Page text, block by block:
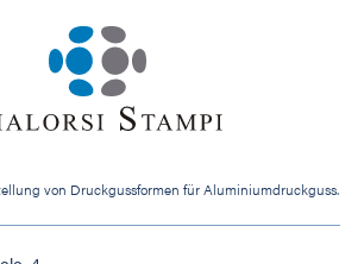
von Druckgussformen für Aluminiumdruckguss.